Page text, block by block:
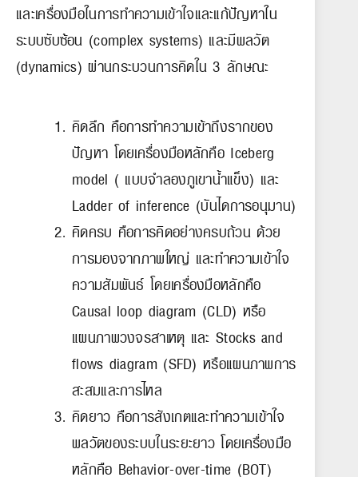
และเครื่องมือในการทำความเข้าใจและแก้ปัญหาใน
ระบบซับซ้อน (complex systems) และมีพลวัต
(dynamics) ผ่านกระบวนการคิดใน 3 ลักษณะ
คิดลึก คือการทำความเข้าถึงรากของ
ปัญหา โดยเครื่องมือหลักคือ Iceberg
model ( แบบจำลองภูเขาน้ำแข็ง) และ
Ladder of inference (บันไดการอนุมาน)
คิดครบ คือการคิดอย่างครบถ้วน ด้วย
การมองจากภาพใหญ่ และทำความเข้าใจ
ความสัมพันธ์ โดยเครื่องมือหลักคือ
Causal loop diagram (CLD) หรือ
แผนภาพวงจรสาเหตุ และ Stocks and
flows diagram (SFD) หรือแผนภาพการ
สะสมและการไหล
คิดยาว คือการสังเกตและทำความเข้าใจ
พลวัตของระบบในระยะยาว โดยเครื่องมือ
หลักคือ Behavior-over-time (BOT)